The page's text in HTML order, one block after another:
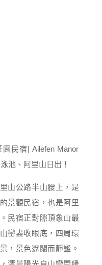
山公路半山腰上，是
景觀民宿，也是阿里
民宿正對隙頂象山最
巒盡收眼底，四周環
，景色遼闊而靜謐。